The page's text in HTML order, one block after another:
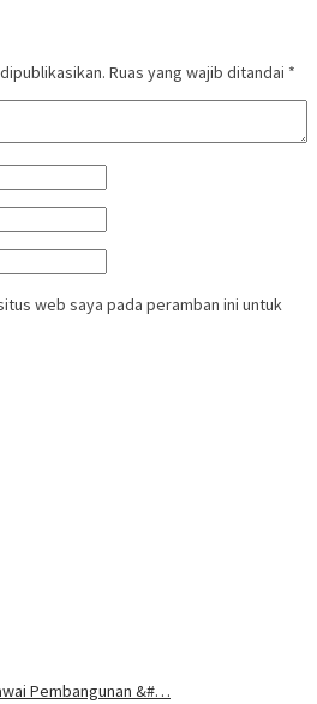
Ruas yang wajib ditandai *
web saya pada peramban ini untuk
Pembangunan &#…